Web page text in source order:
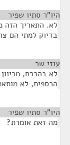
היו"ר סתיו שפיר
לא. התאריך הזה
בדיוק למתי הם
עוזי שר
לא בהכרח,
הכספית, לא
היו"ר סתיו שפיר
מה זאת אומרת?